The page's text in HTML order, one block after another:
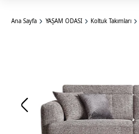
Ana Sayfa YAŞAM ODASI Koltuk Takımları